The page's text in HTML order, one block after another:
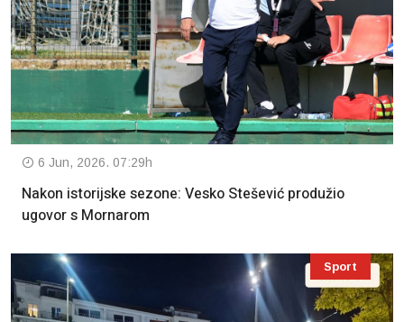
6 Jun, 2026. 07:29h
Nakon istorijske sezone: Vesko Stešević produžio
ugovor s Mornarom
Sport